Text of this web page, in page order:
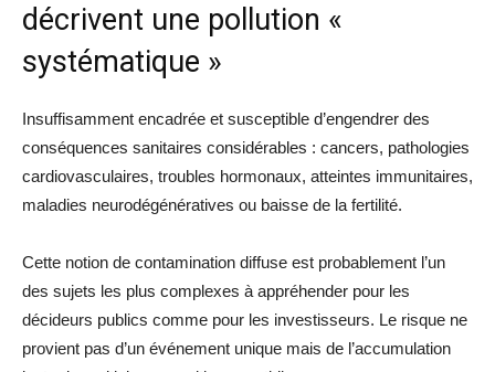
décrivent une pollution «
systématique »
Insuffisamment encadrée et susceptible d’engendrer des
conséquences sanitaires considérables : cancers, pathologies
cardiovasculaires, troubles hormonaux, atteintes immunitaires,
maladies neurodégénératives ou baisse de la fertilité.
Cette notion de contamination diffuse est probablement l’un
des sujets les plus complexes à appréhender pour les
décideurs publics comme pour les investisseurs. Le risque ne
provient pas d’un événement unique mais de l’accumulation